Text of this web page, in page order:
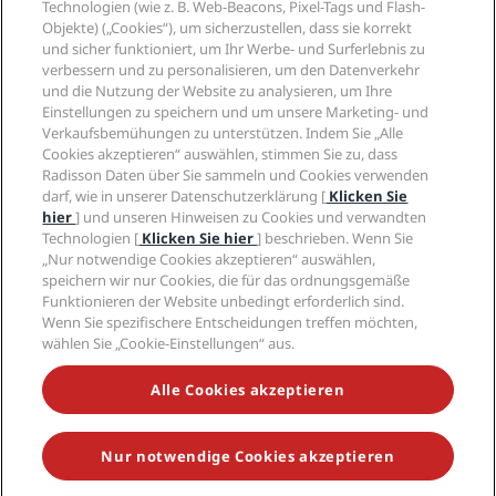
Radisson Hotels APP
„Sports Approved“-Hotels
Familienfreundliche Hotels
Gesundheit & Sicherheit
Radisson Hotel Group
Medien
Karriere RHG
Karriere PPHE
Karrieren EHL
The Club by RHG
Entwicklungsmöglichkeiten
Responsible Business – Unser Engagement
Einkauf
Rechtliches
Privacy Centre
Rechtliche Hinweise
Radisson Rewards Geschäftsbedingungen
Website-Nutzungsvereinbarung
Digitale Barrierefreiheit
Moderne Sklaverei – Erklärung
Hilfe
Verbrauchermeldungen
Kontakt
FAQ
Inhaltsübersicht
Soziale Medien
Marken von Radisson Hotels
VERPASSEN SIE NIEMALS UNSERE BELIEBTESTEN
ANGEBOTE
© 2026 Radisson Hotel Group.Alle Rechte vorbehalten. RHG Radisson
Hotel Group, Radisson, Radisson RED, Radisson Blu, Radisson Collection,
Technologien (wie z. B. Web-Beacons, Pixel-Tags und Flash-
Objekte) („Cookies“), um sicherzustellen, dass sie korrekt
und sicher funktioniert, um Ihr Werbe- und Surferlebnis zu
verbessern und zu personalisieren, um den Datenverkehr
und die Nutzung der Website zu analysieren, um Ihre
Einstellungen zu speichern und um unsere Marketing- und
Verkaufsbemühungen zu unterstützen. Indem Sie „Alle
Cookies akzeptieren“ auswählen, stimmen Sie zu, dass
Radisson Daten über Sie sammeln und Cookies verwenden
darf, wie in unserer Datenschutzerklärung [ Klicken Sie
hier] und unseren Hinweisen zu Cookies und verwandten
Technologien [ Klicken Sie hier] beschrieben. Wenn Sie
„Nur notwendige Cookies akzeptieren“ auswählen,
speichern wir nur Cookies, die für das ordnungsgemäße
Funktionieren der Website unbedingt erforderlich sind.
Wenn Sie spezifischere Entscheidungen treffen möchten,
wählen Sie „Cookie-Einstellungen“ aus.
Alle Cookies akzeptieren
Nur notwendige Cookies akzeptieren